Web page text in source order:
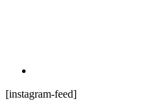
[instagram-feed]